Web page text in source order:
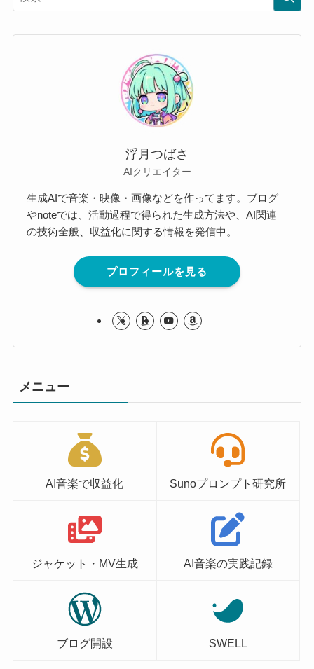
浮月つばさ
AIクリエイター
生成AIで音楽・映像・画像などを作ってます。ブログ
やnoteでは、活動過程で得られた生成方法や、AI関連
の技術全般、収益化に関する情報を発信中。
プロフィールを見る
メニュー
AI音楽で収益化 Sunoプロンプト研究所
ジャケット・MV生成 AI音楽の実践記録
ブログ開設 SWELL